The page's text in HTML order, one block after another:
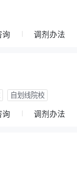
询 调剂办法
自划线院校
询 调剂办法